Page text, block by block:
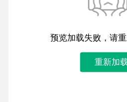
预览加载失败，请
重新加